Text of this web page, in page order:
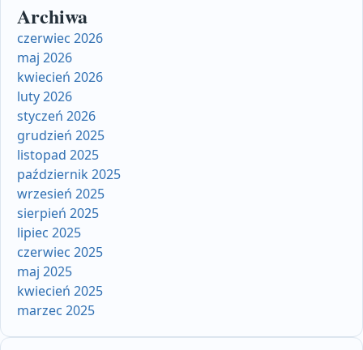
Archiwa
czerwiec 2026
maj 2026
kwiecień 2026
luty 2026
styczeń 2026
grudzień 2025
listopad 2025
październik 2025
wrzesień 2025
sierpień 2025
lipiec 2025
czerwiec 2025
maj 2025
kwiecień 2025
marzec 2025